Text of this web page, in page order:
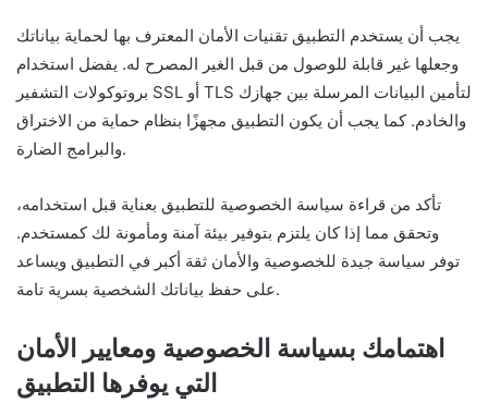
يجب أن يستخدم التطبيق تقنيات الأمان المعترف بها لحماية بياناتك
وجعلها غير قابلة للوصول من قبل الغير المصرح له. يفضل استخدام
بروتوكولات التشفير SSL أو TLS لتأمين البيانات المرسلة بين جهازك
والخادم. كما يجب أن يكون التطبيق مجهزًا بنظام حماية من الاختراق
والبرامج الضارة.
تأكد من قراءة سياسة الخصوصية للتطبيق بعناية قبل استخدامه،
وتحقق مما إذا كان يلتزم بتوفير بيئة آمنة ومأمونة لك كمستخدم.
توفر سياسة جيدة للخصوصية والأمان ثقة أكبر في التطبيق ويساعد
على حفظ بياناتك الشخصية بسرية تامة.
اهتمامك بسياسة الخصوصية ومعايير الأمان
التي يوفرها التطبيق